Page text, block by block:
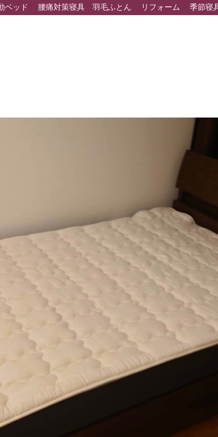
ベッド 腰痛対策寝具 羽毛ふとん リフォーム 季節寝